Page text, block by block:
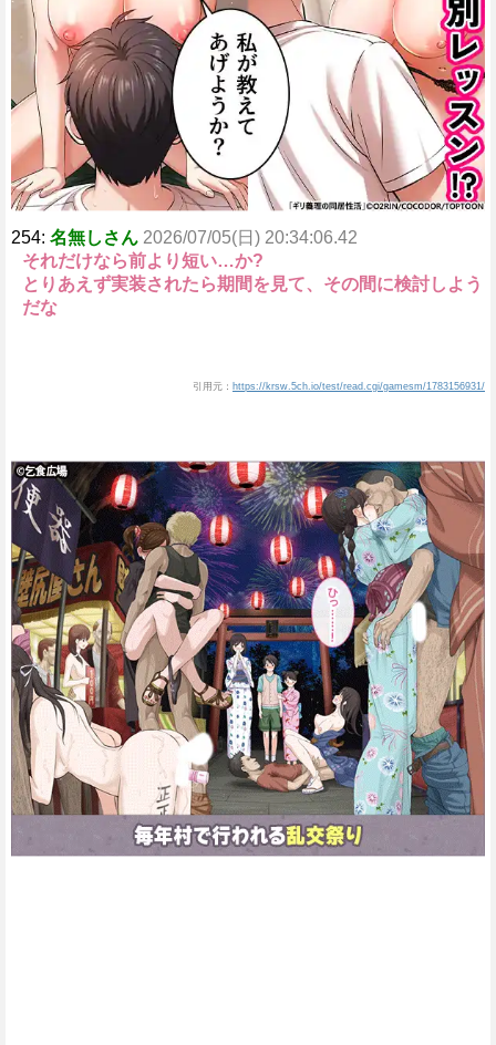
254: 名無しさん 2026/07/05(日) 20:34:06.42
それだけなら前より短い…か?
とりあえず実装されたら期間を見て、その間に検討しよう
だな
引用元： https://krsw.5ch.io/test/read.cgi/gamesm/1783156931/